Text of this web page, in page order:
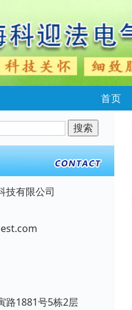
首页
技有限公司
路1881号5栋2层